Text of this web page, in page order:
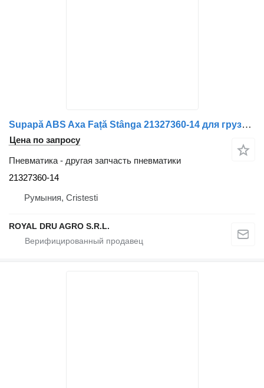
Supapă ABS Axa Față Stânga 21327360-14 для грузовика Volvo
Цена по запросу
Пневматика - другая запчасть пневматики
21327360-14
Румыния, Cristesti
ROYAL DRU AGRO S.R.L.